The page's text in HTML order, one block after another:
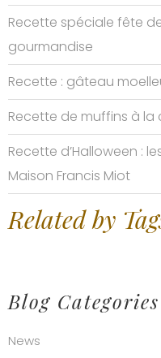
Recette spéciale fête
gourmandise
Recette : gâteau
Recette de muffins à
Recette d’Halloween :
Maison Francis Miot
Related by
Blog Categories
News